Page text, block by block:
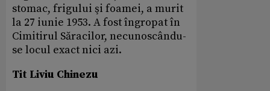
stomac, frigului şi foamei, a murit
la 27 iunie 1953. A fost îngropat în
Cimitirul Săracilor, necunoscându-
se locul exact nici azi.
Tit Liviu Chinezu